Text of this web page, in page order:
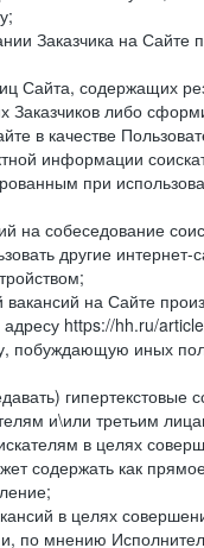
Заказчика на Сайте
Сайта, содержащих
либо
в качестве
информации
при
на собеседование
другие
на Сайте
https://hh.ru/
иных
и\или третьим
в целях
содержать как
в целях
по мнению